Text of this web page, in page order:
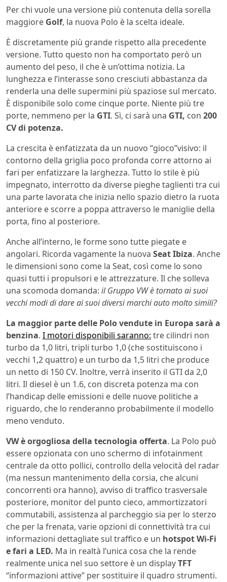
Per chi vuole una versione più contenuta della sorella
maggiore Golf, la nuova Polo è la scelta ideale.
È discretamente più grande rispetto alla precedente
versione. Tutto questo non ha comportato però un
aumento del peso, il che è un’ottima notizia. La
lunghezza e l’interasse sono cresciuti abbastanza da
renderla una delle supermini più spaziose sul mercato.
È disponibile solo come cinque porte. Niente più tre
porte, nemmeno per la GTI. Sì, ci sarà una GTI, con 200
CV di potenza.
La crescita è enfatizzata da un nuovo “gioco”visivo: il
contorno della griglia poco profonda corre attorno ai
fari per enfatizzare la larghezza. Tutto lo stile è più
impegnato, interrotto da diverse pieghe taglienti tra cui
una parte lavorata che inizia nello spazio dietro la ruota
anteriore e scorre a poppa attraverso le maniglie della
porta, fino al posteriore.
Anche all’interno, le forme sono tutte piegate e
angolari. Ricorda vagamente la nuova Seat Ibiza. Anche
le dimensioni sono come la Seat, così come lo sono
quasi tutti i propulsori e le attrezzature. Il che solleva
una scomoda domanda: il Gruppo VW è tornato ai suoi
vecchi modi di dare ai suoi diversi marchi auto molto simili?
La maggior parte delle Polo vendute in Europa sarà a
benzina. I motori disponibili saranno: tre cilindri non
turbo da 1,0 litri, tripli turbo 1,0 (che sostituiscono i
vecchi 1,2 quattro) e un turbo da 1,5 litri che produce
un netto di 150 CV. Inoltre, verrà inserito il GTI da 2,0
litri. Il diesel è un 1.6, con discreta potenza ma con
l’handicap delle emissioni e delle nuove politiche a
riguardo, che lo renderanno probabilmente il modello
meno venduto.
VW è orgogliosa della tecnologia offerta. La Polo può
essere opzionata con uno schermo di infotainment
centrale da otto pollici, controllo della velocità del radar
(ma nessun mantenimento della corsia, che alcuni
concorrenti ora hanno), avviso di traffico trasversale
posteriore, monitor del punto cieco, ammortizzatori
commutabili, assistenza al parcheggio sia per lo sterzo
che per la frenata, varie opzioni di connettività tra cui
informazioni dettagliate sul traffico e un hotspot Wi-Fi
e fari a LED. Ma in realtà l’unica cosa che la rende
realmente unica nel suo settore è un displayTFT
“informazioni attive” per sostituire il quadro strumenti.